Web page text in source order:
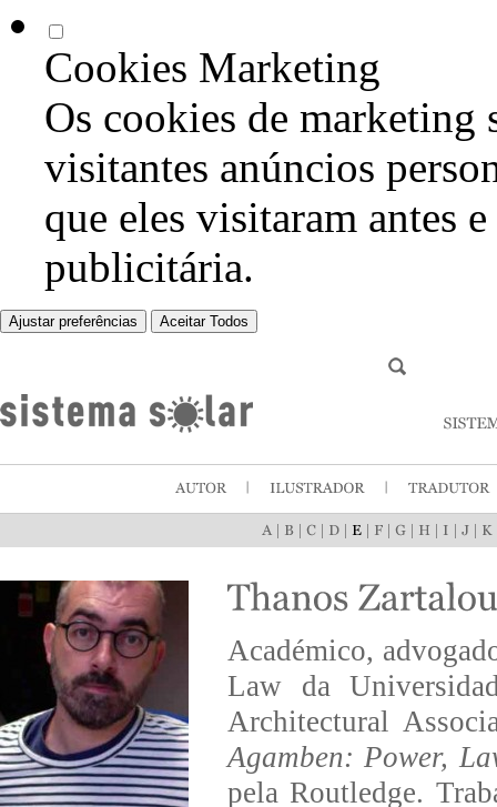
Cookies Marketing
Os cookies de marketing
visitantes anúncios
que eles visitaram antes
publicitária.
Ajustar preferências Aceitar Todos
Académico,
Law da
Architectural
Agamben: Power,
pela Routledge.